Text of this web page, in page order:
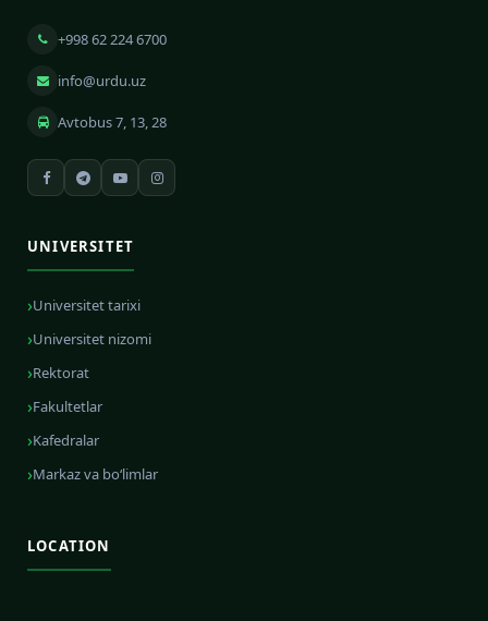
+998 62 224 6700
info@urdu.uz
Avtobus 7, 13, 28
UNIVERSITET
Universitet tarixi
Universitet nizomi
Rektorat
Fakultetlar
Kafedralar
Markaz va bo‘limlar
LOCATION